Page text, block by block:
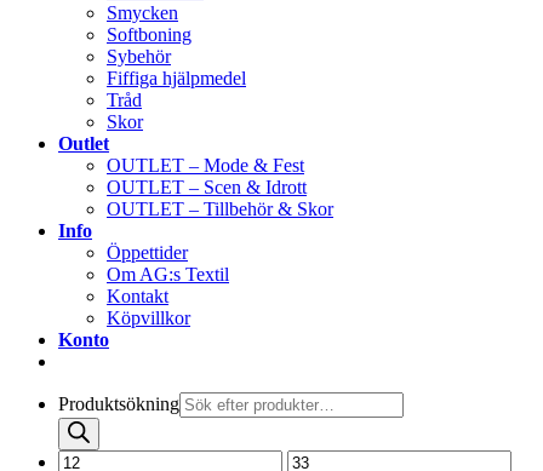
Smycken
Softboning
Sybehör
Fiffiga hjälpmedel
Tråd
Skor
Outlet
OUTLET – Mode & Fest
OUTLET – Scen & Idrott
OUTLET – Tillbehör & Skor
Info
Öppettider
Om AG:s Textil
Kontakt
Köpvillkor
Konto
Produktsökning